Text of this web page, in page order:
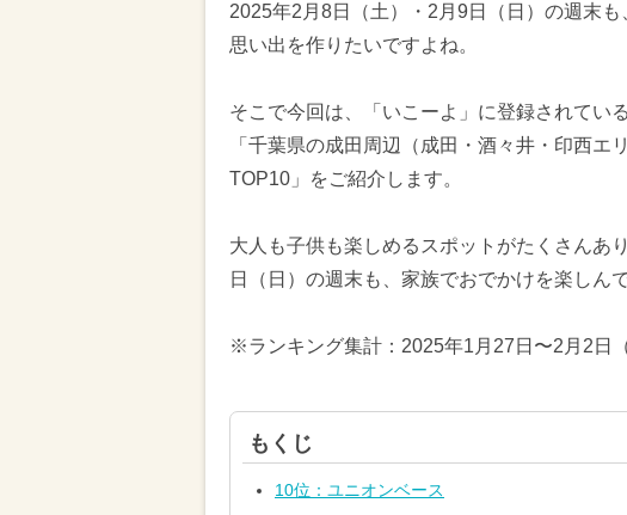
2025年2月8日（土）・2月9日（日）の週末
思い出を作りたいですよね。
そこで今回は、「いこーよ」に登録されてい
「千葉県の成田周辺（成田・酒々井・印西
TOP10」をご紹介します。
大人も子供も楽しめるスポットがたくさんあ
日（日）の週末も、家族でおでかけを楽しん
※ランキング集計：2025年1月27日〜2月2日
もくじ
10位：ユニオンベース